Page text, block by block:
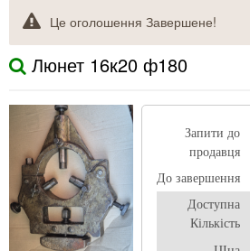
Це оголошення Завершене!
Люнет 16к20 ф180
Запити до
продавця
До завершення
Доступна
Кількість